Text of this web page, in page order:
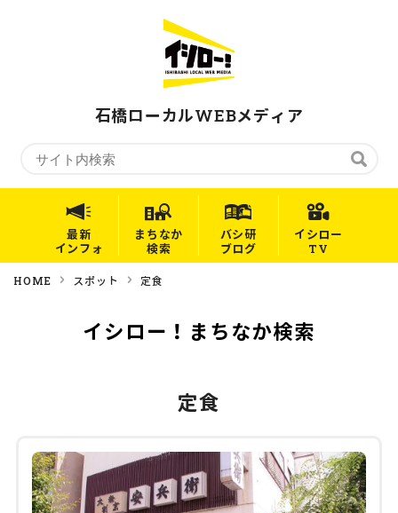
石橋ローカルWEBメディア
最新
インフォ
まちなか
検索
バシ研
ブログ
イシロー
TV
HOME スポット 定食
イシロー！まちなか検索
定食